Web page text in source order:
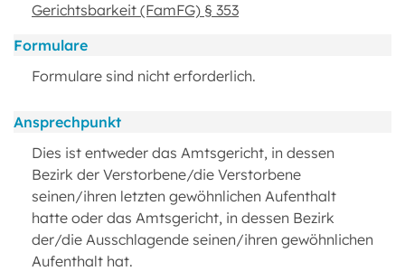
Gerichtsbarkeit (FamFG) § 353
Formulare
Formulare sind nicht erforderlich.
Ansprechpunkt
Dies ist entweder das Amtsgericht, in dessen
Bezirk der Verstorbene/die Verstorbene
seinen/ihren letzten gewöhnlichen Aufenthalt
hatte oder das Amtsgericht, in dessen Bezirk
der/die Ausschlagende seinen/ihren gewöhnlichen
Aufenthalt hat.